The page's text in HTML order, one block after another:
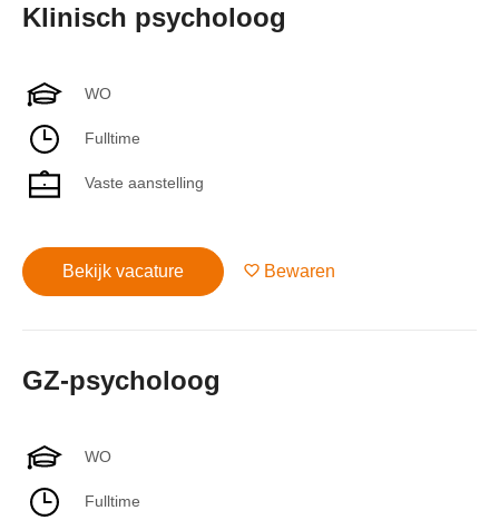
Klinisch psycholoog
WO
Fulltime
Vaste aanstelling
Bekijk vacature Bewaren
GZ-psycholoog
WO
Fulltime